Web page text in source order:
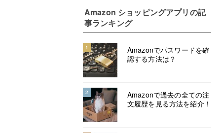
Amazon ショッピングアプリの記
事ランキング
1
Amazonでパスワードを確
認する方法は？
2
Amazonで過去の全ての注
文履歴を見る方法を紹介！